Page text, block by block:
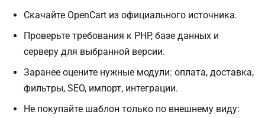
Скачайте OpenCart из официального источника.
Проверьте требования к PHP, базе данных и
серверу для выбранной версии.
Заранее оцените нужные модули: оплата, доставка,
фильтры, SEO, импорт, интеграции.
Не покупайте шаблон только по внешнему виду: